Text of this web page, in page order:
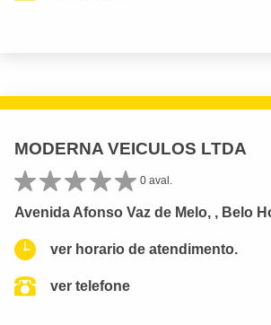
MODERNA VEICULOS LTDA
0 aval.
Avenida Afonso Vaz de Melo, , Belo
ver horario de atendimento.
ver telefone